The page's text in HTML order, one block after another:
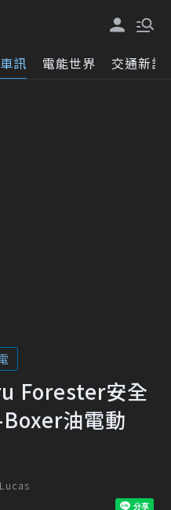
訊 電能世界 交通新訊
Forester安全
油電動